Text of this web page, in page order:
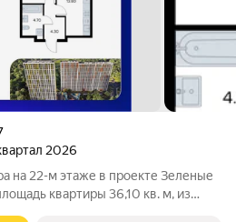
2026
на 22-м этаже в проекте Зеленые
квартиры 36,10 кв. м, из